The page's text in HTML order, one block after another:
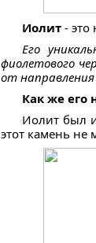
Иолит - это
Его
фиолетового
от
Как же его
Иолит был
этот камень не